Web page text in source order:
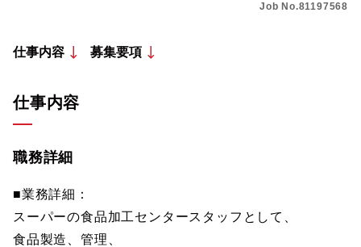
Job No.81197568
仕事内容 募集要項
仕事内容
職務詳細
■業務詳細：
スーパーの食品加工センタースタッフとして、
食品製造、管理、